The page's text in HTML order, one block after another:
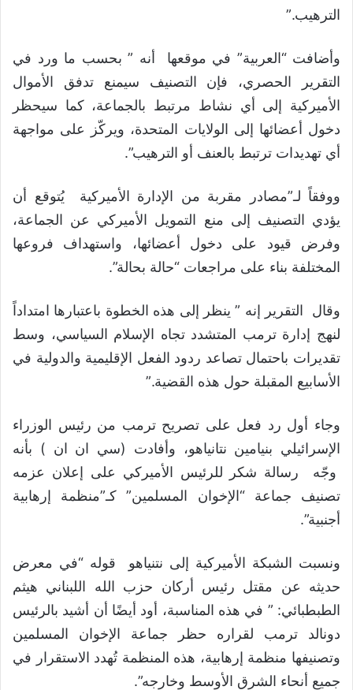
الترهيب.”
وأضافت “العربية” في موقعها أنه ” بحسب ما ورد في
التقرير الحصري، فإن التصنيف سيمنع تدفق الأموال
الأميركية إلى أي نشاط مرتبط بالجماعة، كما سيحظر
دخول أعضائها إلى الولايات المتحدة، ويركّز على مواجهة
أي تهديدات ترتبط بالعنف أو الترهيب”.
ووفقاً لـ”مصادر مقربة من الإدارة الأميركية يُتوقع أن
يؤدي التصنيف إلى منع التمويل الأميركي عن الجماعة،
وفرض قيود على دخول أعضائها، واستهداف فروعها
المختلفة بناء على مراجعات “حالة بحالة”.
وقال التقرير إنه ” ينظر إلى هذه الخطوة باعتبارها امتداداً
لنهج إدارة ترمب المتشدد تجاه الإسلام السياسي، وسط
تقديرات باحتمال تصاعد ردود الفعل الإقليمية والدولية في
الأسابيع المقبلة حول هذه القضية.”
وجاء أول رد فعل على تصريح ترمب من رئيس الوزراء
الإسرائيلي بنيامين نتانياهو، وأفادت (سي ان ان ) بأنه
وجّه رسالة شكر للرئيس الأميركي على إعلان عزمه
تصنيف جماعة “الإخوان المسلمين” كـ”منظمة إرهابية
أجنبية”.
ونسبت الشبكة الأميركية إلى نتنياهو قوله “في معرض
حديثه عن مقتل رئيس أركان حزب الله اللبناني هيثم
الطبطبائي: ” في هذه المناسبة، أود أيضًا أن أشيد بالرئيس
دونالد ترمب لقراره حظر جماعة الإخوان المسلمين
وتصنيفها منظمة إرهابية، هذه المنظمة تُهدد الاستقرار في
جميع أنحاء الشرق الأوسط وخارجه”.